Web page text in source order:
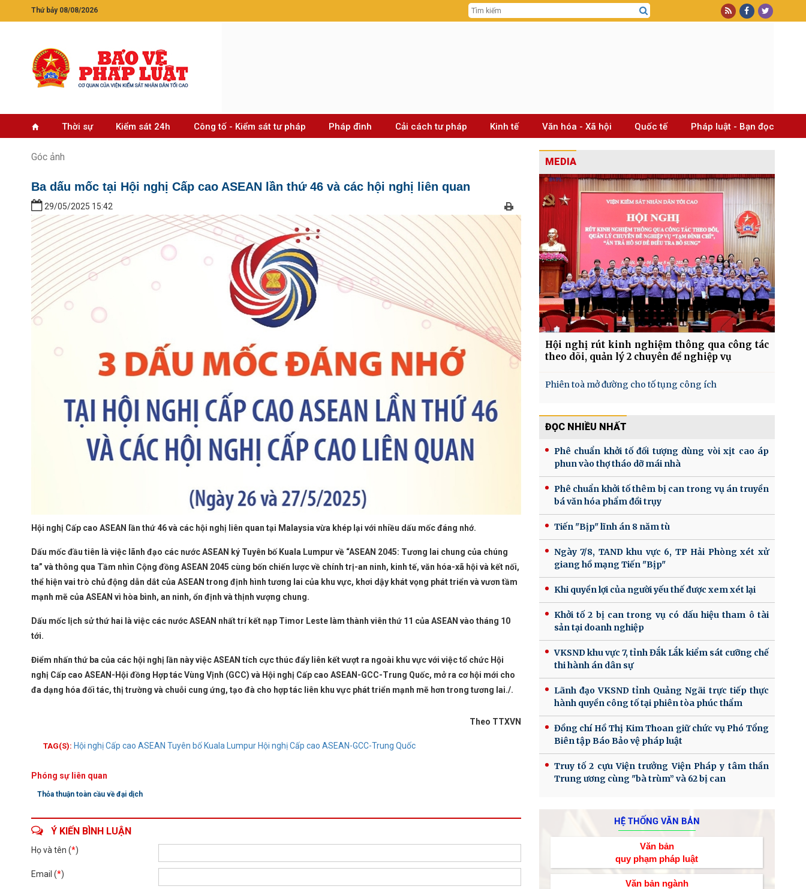
Thứ bảy 08/08/2026
Thời sự Kiểm sát 24h Công tố - Kiểm sát tư pháp Pháp đình Cải cách tư pháp Kinh tế Văn hóa - Xã hội Quốc tế Pháp luật - Bạn đọc
Góc ảnh
Ba dấu mốc tại Hội nghị Cấp cao ASEAN lần thứ 46 và các hội nghị liên quan
29/05/2025 15:42
Hội nghị Cấp cao ASEAN lần thứ 46 và các hội nghị liên quan tại Malaysia vừa khép lại với nhiều dấu mốc đáng nhớ.
Dấu mốc đầu tiên là việc lãnh đạo các nước ASEAN ký Tuyên bố Kuala Lumpur về “ASEAN 2045: Tương lai chung của chúng
ta” và thông qua Tầm nhìn Cộng đồng ASEAN 2045 cùng bốn chiến lược về chính trị-an ninh, kinh tế, văn hóa-xã hội và kết nối,
thể hiện vai trò chủ động dẫn dắt của ASEAN trong định hình tương lai của khu vực, khơi dậy khát vọng phát triển và vươn tầm
mạnh mẽ của ASEAN vì hòa bình, an ninh, ổn định và thịnh vượng chung.
Dấu mốc lịch sử thứ hai là việc các nước ASEAN nhất trí kết nạp Timor Leste làm thành viên thứ 11 của ASEAN vào tháng 10
tới.
Điểm nhấn thứ ba của các hội nghị lần này việc ASEAN tích cực thúc đẩy liên kết vượt ra ngoài khu vực với việc tổ chức Hội
nghị Cấp cao ASEAN-Hội đồng Hợp tác Vùng Vịnh (GCC) và Hội nghị Cấp cao ASEAN-GCC-Trung Quốc, mở ra cơ hội mới cho
đa dạng hóa đối tác, thị trường và chuỗi cung ứng, tạo đà cho hợp tác liên khu vực phát triển mạnh mẽ hơn trong tương lai./.
Theo TTXVN
TAG(S): Hội nghị Cấp cao ASEAN Tuyên bố Kuala Lumpur Hội nghị Cấp cao ASEAN-GCC-Trung Quốc
Phóng sự liên quan
Thỏa thuận toàn cầu về đại dịch
Ý KIẾN BÌNH LUẬN
Họ và tên (*)
Email (*)
MEDIA
Hội nghị rút kinh nghiệm thông qua công tác
theo dõi, quản lý 2 chuyên đề nghiệp vụ
Phiên toà mở đường cho tố tụng công ích
ĐỌC NHIỀU NHẤT
Phê chuẩn khởi tố đối tượng dùng vòi xịt cao áp
phun vào thợ tháo dỡ mái nhà
Phê chuẩn khởi tố thêm bị can trong vụ án truyền
bá văn hóa phẩm đồi trụy
Tiến "Bịp" lĩnh án 8 năm tù
Ngày 7/8, TAND khu vực 6, TP Hải Phòng xét xử
giang hồ mạng Tiến "Bịp"
Khi quyền lợi của người yếu thế được xem xét lại
Khởi tố 2 bị can trong vụ có dấu hiệu tham ô tài
sản tại doanh nghiệp
VKSND khu vực 7, tỉnh Đắk Lắk kiểm sát cưỡng chế
thi hành án dân sự
Lãnh đạo VKSND tỉnh Quảng Ngãi trực tiếp thực
hành quyền công tố tại phiên tòa phúc thẩm
Đồng chí Hồ Thị Kim Thoan giữ chức vụ Phó Tổng
Biên tập Báo Bảo vệ pháp luật
Truy tố 2 cựu Viện trưởng Viện Pháp y tâm thần
Trung ương cùng "bà trùm” và 62 bị can
HỆ THỐNG VĂN BẢN
Văn bản
quy phạm pháp luật
Văn bản ngành